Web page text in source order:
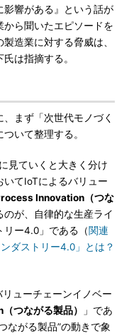
響がある』という話が
ら聞いたエピソードを
造業に対する脅威は、
は指摘する。
まず「次世代モノづく
いて整理する。
見ていくと大きく分け
てIoTによるバリュー
Innovation（つな
のが、自律的な生産ライ
リー4.0」である（関連
ダストリー4.0」とは？
ューチェーンイノベー
つながる製品）
」であ
ながる製品”の動きで象